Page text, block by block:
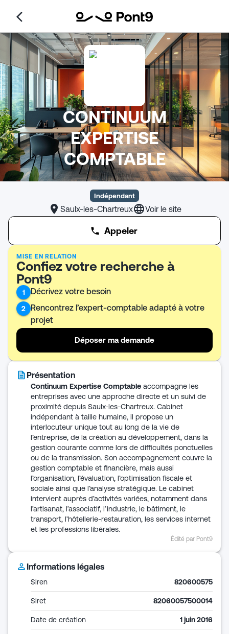
CONTINUUM
EXPERTISE
COMPTABLE
Indépendant
Saulx-les-Chartreux Voir le site
Présentation
Continuum Expertise Comptable accompagne les
entreprises avec une approche directe et un suivi de
proximité depuis Saulx-les-Chartreux. Cabinet
indépendant à taille humaine, il propose un
interlocuteur unique tout au long de la vie de
l’entreprise, de la création au développement, dans la
gestion courante comme lors de difficultés ponctuelles
ou de la transmission. Son accompagnement couvre la
gestion comptable et financière, mais aussi
l’organisation, l’évaluation, l’optimisation fiscale et
sociale ainsi que l’analyse stratégique. Le cabinet
intervient auprès d’activités variées, notamment dans
l’artisanat, l’associatif, l’industrie, le bâtiment, le
transport, l’hôtellerie-restauration, les services internet
et les professions libérales.
Édité par Pont9
Informations légales
Siren 820600575
Siret 82060057500014
Date de création 1 juin 2016
Appeler
MISE EN RELATION
Confiez votre recherche à
Pont9
1 Décrivez votre besoin
2
Rencontrez l’expert-comptable adapté à votre
projet
Déposer ma demande